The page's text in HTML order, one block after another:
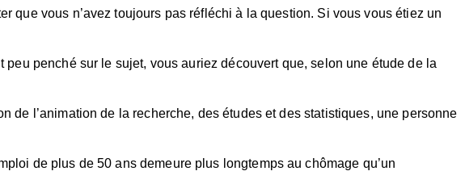
que vous n’avez toujours pas réfléchi à la question. Si vous vous étiez un
peu penché sur le sujet, vous auriez découvert que, selon une étude de la
de l’animation de la recherche, des études et des statistiques, une personne
de plus de 50 ans demeure plus longtemps au chômage qu’un